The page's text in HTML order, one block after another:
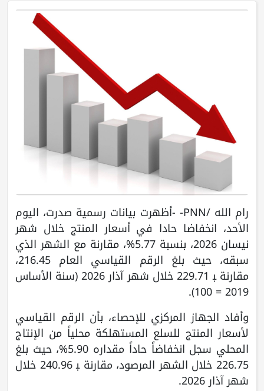
رام الله /PNN- -أظهرت بيانات رسمية صدرت، اليوم
الأحد، انخفاضا حادا في أسعار المنتج خلال شهر
نيسان 2026، بنسبة 5.77%، مقارنة مع الشهر الذي
سبقه، حيث بلغ الرقم القياسي العام 216.45،
مقارنة ﺒ 229.71 خلال شهر آذار 2026 (سنة الأساس
2019 = 100).
وأفاد الجهاز المركزي للإحصاء، بأن الرقم القياسي
لأسعار المنتج للسلع المستهلكة محلياً من الإنتاج
المحلي سجل انخفاضاً حاداً مقداره 5.90%، حيث بلغ
226.75 خلال الشهر المرصود، مقارنة ﺒ 240.96 خلال
شهر آذار 2026.